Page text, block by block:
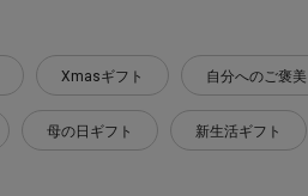
Xmasギフト 自分へのご褒美
母の日ギフト 新生活ギフト